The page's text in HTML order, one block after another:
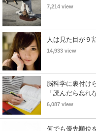
7,214 view
人は見た目が９
14,933 view
脳科学に裏付け
「読んだら忘れ
6,087 view
何でも優先順位